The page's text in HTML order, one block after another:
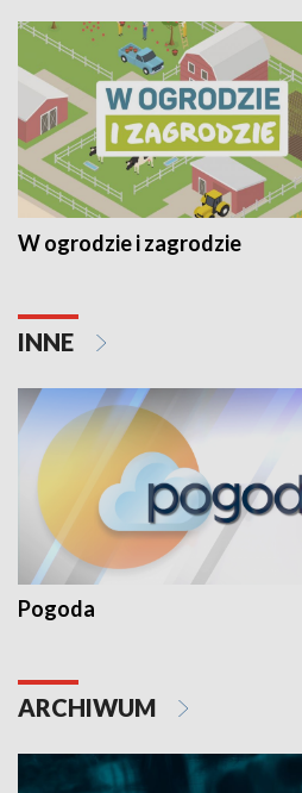
W ogrodzie i zagrodzie
INNE
Pogoda
ARCHIWUM